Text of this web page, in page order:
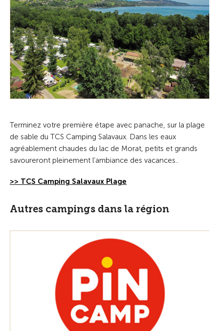
Terminez votre première étape avec panache, sur la plage
de sable du TCS Camping Salavaux. Dans les eaux
agréablement chaudes du lac de Morat, petits et grands
savoureront pleinement l’ambiance des vacances..
>> TCS Camping Salavaux Plage
Autres campings dans la région